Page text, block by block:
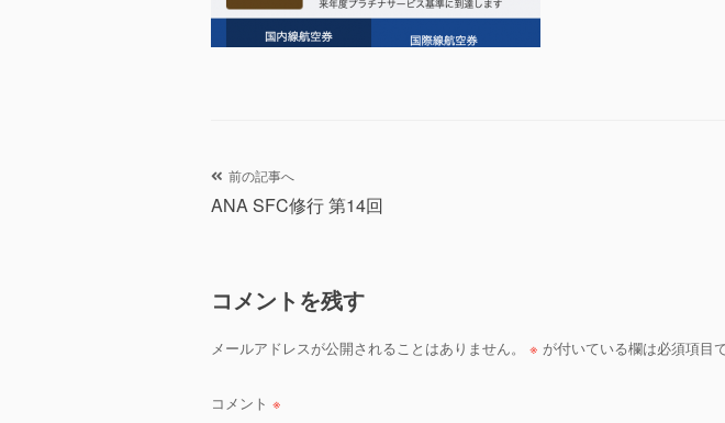
投
ビ
ゲ
ー
前の記事へ
ANA SFC修行 第14回
コメントを残す
メールアドレスが公開されることはありません。 ※ が付いている欄は必須項目
コメント ※